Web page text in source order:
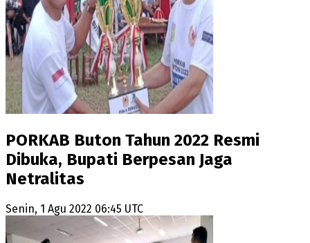
PORKAB Buton Tahun 2022 Resmi
Dibuka, Bupati Berpesan Jaga
Netralitas
Senin, 1 Agu 2022 06:45 UTC